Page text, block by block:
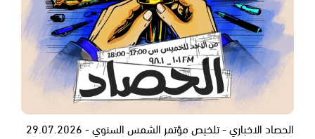
الحصاد الاخباري - تلخيص مؤتمر الشمس السنوي - 29.07.2026